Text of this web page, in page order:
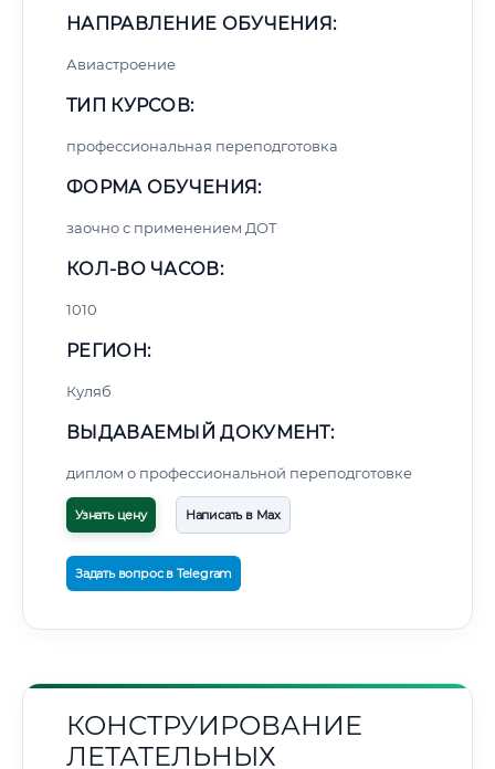
НАПРАВЛЕНИЕ ОБУЧЕНИЯ:
Авиастроение
ТИП КУРСОВ:
профессиональная переподготовка
ФОРМА ОБУЧЕНИЯ:
заочно с применением ДОТ
КОЛ-ВО ЧАСОВ:
1010
РЕГИОН:
Куляб
ВЫДАВАЕМЫЙ ДОКУМЕНТ:
диплом о профессиональной переподготовке
Узнать цену Написать в Max
Задать вопрос в Telegram
КОНСТРУИРОВАНИЕ
ЛЕТАТЕЛЬНЫХ